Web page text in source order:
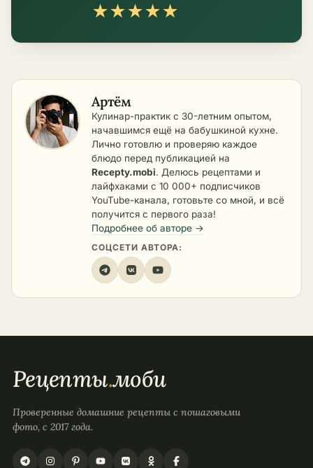
★★★★★
Артём
Кулинар-практик с 30-летним опытом,
начавшимся ещё на бабушкиной кухне.
Лично готовлю и проверяю каждое
блюдо перед публикацией на
Recepty.mobi. Делюсь рецептами и
лайфхаками с 10 000+ подписчиков
YouTube-канала, готовьте со мной, и всё
получится с первого раза!
Подробнее об авторе →
СОЦСЕТИ АВТОРА:
Рецепты.моби
Проверенные домашние рецепты с пошаговыми
фото, с 2017 года.